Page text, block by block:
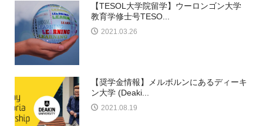
【TESOL大学院留学】ウーロンゴン大学
教育学修士号TESO...
2021.03.26
【奨学金情報】メルボルンにあるディーキ
ン大学 (Deaki...
2021.08.19